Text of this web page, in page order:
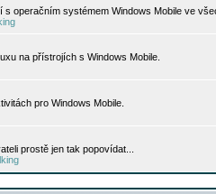
s operačním systémem Windows Mobile ve
na přístrojích s Windows Mobile.
pro Windows Mobile.
prostě jen tak popovídat...